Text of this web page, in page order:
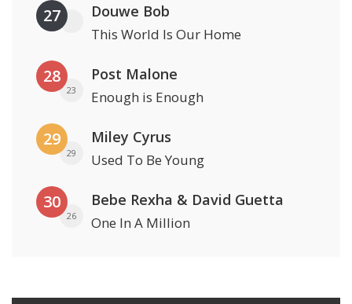
27 Douwe Bob
This World Is Our Home
28
23
Post Malone
Enough is Enough
29
29
Miley Cyrus
Used To Be Young
30
26
Bebe Rexha & David Guetta
One In A Million